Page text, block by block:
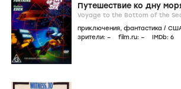
Путешествие ко дну
приключения, фантастика /
зрители: – film.ru: – IMDb: 6